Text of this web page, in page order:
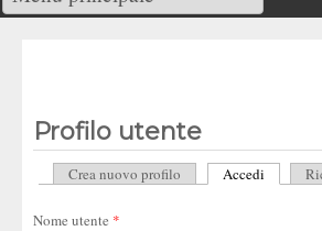
Profilo utente
Schede primarie
Crea nuovo profilo Accedi (scheda
Nome utente *